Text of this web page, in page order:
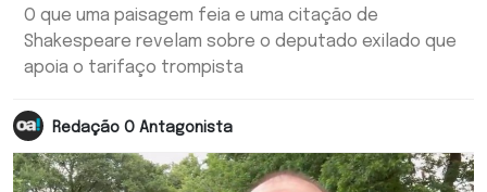
O que uma paisagem feia e uma citação de
Shakespeare revelam sobre o deputado exilado que
apoia o tarifaço trompista
Redação O Antagonista